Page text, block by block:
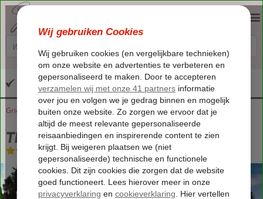
Altijd inclusief huurauto
Home
Griekenland Zakynthos Agios Nikolaos Thelxis Suites One
Thelxis Suites One
Logies-Appartement